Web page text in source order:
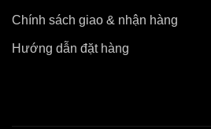
Chính sách giao & nhận hàng
Hướng dẫn đặt hàng